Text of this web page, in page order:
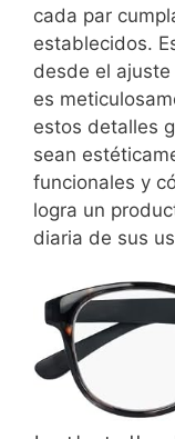
cada par
establecidos.
desde el
es
estos detalles
sean
funcionales y
logra un
diaria de sus